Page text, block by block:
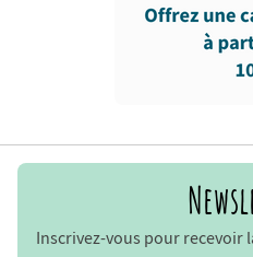
Inscrivez-vous pour recevoir